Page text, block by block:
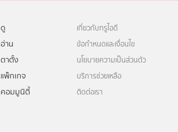
ดู
อ่าน
ตาตั้ง
แพ็กเกจ
คอมมูนิตี้
เกี่ยวกับทรูไอดี
ข้อกำหนดและเงื่อนไข
นโยบายความเป็นส่วนตัว
บริการช่วยเหลือ
ติดต่อเรา